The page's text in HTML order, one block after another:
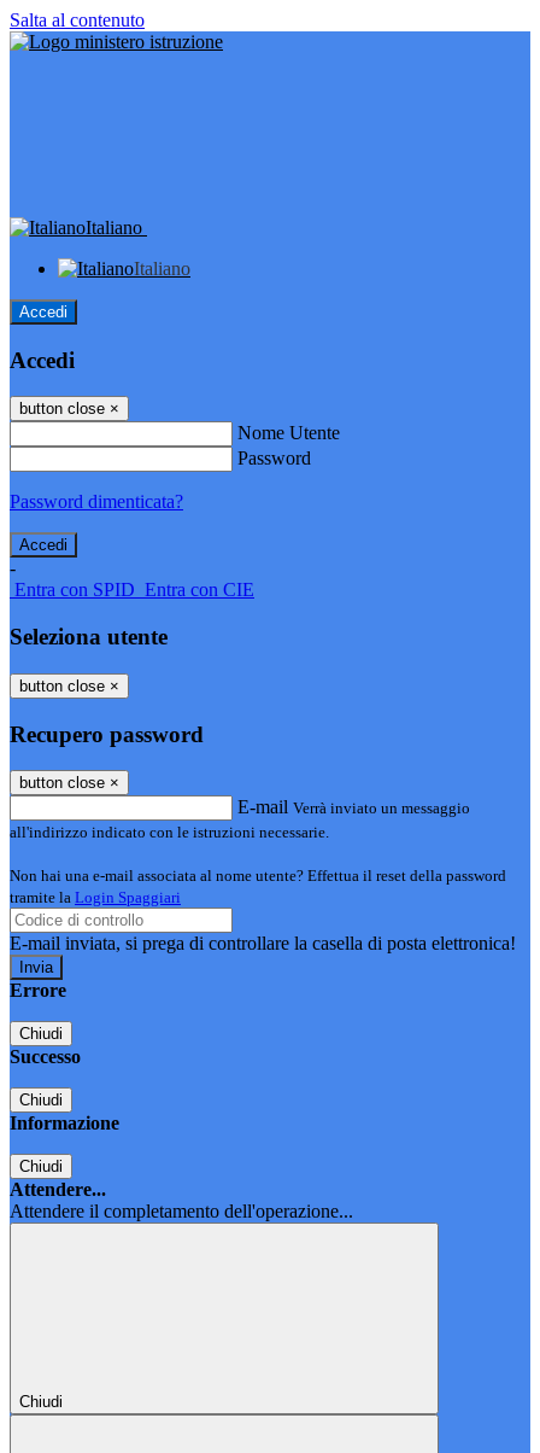
Salta al contenuto
Italiano
Italiano
Accedi
Accedi
button close ×
Nome Utente
Password
Password dimenticata?
-
Entra con SPID Entra con CIE
Seleziona utente
button close ×
Recupero password
button close ×
E-mail Verrà inviato un messaggio
all'indirizzo indicato con le istruzioni necessarie.
Non hai una e-mail associata al nome utente? Effettua il reset della password
tramite la Login Spaggiari
E-mail inviata, si prega di controllare la casella di posta elettronica!
Errore
Chiudi
Successo
Chiudi
Informazione
Chiudi
Attendere...
Attendere il completamento dell'operazione...
Chiudi